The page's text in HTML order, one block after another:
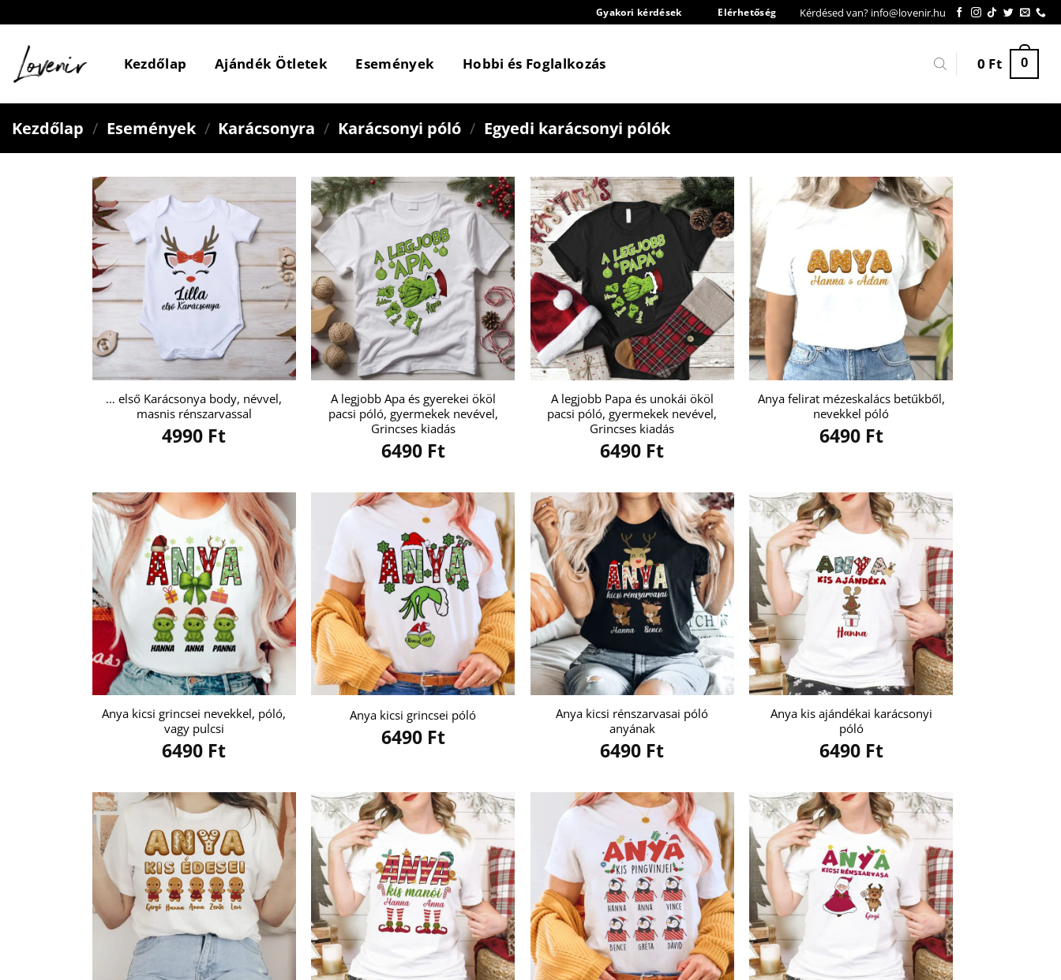
content
Gyakori kérdések Elérhetőség Kérdésed van? info@lovenir.hu
Kezdőlap Ajándék Ötletek Események Hobbi és Foglalkozás 0 Ft 0
Kezdőlap / Események / Karácsonyra / Karácsonyi póló / Egyedi karácsonyi pólók
… első Karácsonya body, névvel,
masnis rénszarvassal
4990 Ft
A legjobb Apa és gyerekei ököl
pacsi póló, gyermekek nevével,
Grincses kiadás
6490 Ft
A legjobb Papa és unokái ököl
pacsi póló, gyermekek nevével,
Grincses kiadás
6490 Ft
Anya felirat mézeskalács betűkből,
nevekkel póló
6490 Ft
Anya kicsi grincsei nevekkel, póló,
vagy pulcsi
6490 Ft
Anya kicsi grincsei póló
6490 Ft
Anya kicsi rénszarvasai póló
anyának
6490 Ft
Anya kis ajándékai karácsonyi
póló
6490 Ft